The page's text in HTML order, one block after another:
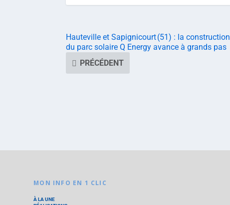
Hauteville et Sapignicourt (51) : la construction
du parc solaire Q Energy avance à grands pas
PRÉCÉDENT
MON INFO EN 1 CLIC
À LA UNE